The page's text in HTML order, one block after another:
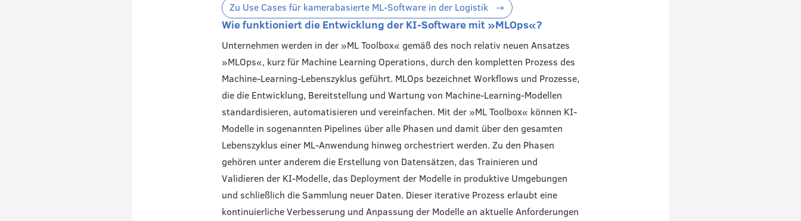
Zu Use Cases für kamerabasierte ML-Software in der Logistik
Wie funktioniert die Entwicklung der KI-Software mit »MLOps«?
Unternehmen werden in der »ML Toolbox« gemäß des noch relativ neuen Ansatzes
»MLOps«, kurz für Machine Learning Operations, durch den kompletten Prozess des
Machine-Learning-Lebenszyklus geführt. MLOps bezeichnet Workflows und Prozesse,
die die Entwicklung, Bereitstellung und Wartung von Machine-Learning-Modellen
standardisieren, automatisieren und vereinfachen. Mit der »ML Toolbox« können KI-
Modelle in sogenannten Pipelines über alle Phasen und damit über den gesamten
Lebenszyklus einer ML-Anwendung hinweg orchestriert werden. Zu den Phasen
gehören unter anderem die Erstellung von Datensätzen, das Trainieren und
Validieren der KI-Modelle, das Deployment der Modelle in produktive Umgebungen
und schließlich die Sammlung neuer Daten. Dieser iterative Prozess erlaubt eine
kontinuierliche Verbesserung und Anpassung der Modelle an aktuelle Anforderungen